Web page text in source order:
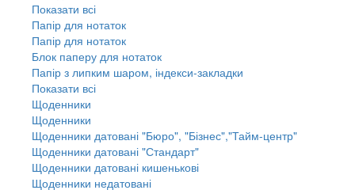
Показати всі
Папір для нотаток
Папір для нотаток
Блок паперу для нотаток
Папір з липким шаром, індекси-закладки
Показати всі
Щоденники
Щоденники
Щоденники датовані "Бюро", "Бізнес","Тайм-центр"
Щоденники датовані "Стандарт"
Щоденники датовані кишенькові
Щоденники недатовані